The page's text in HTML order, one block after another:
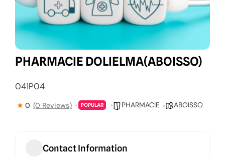
PHARMACIE DOLIELMA(ABOISSO)
041P04
0 (0 Reviews) POPULAR PHARMACIE ABOISSO
Contact Information